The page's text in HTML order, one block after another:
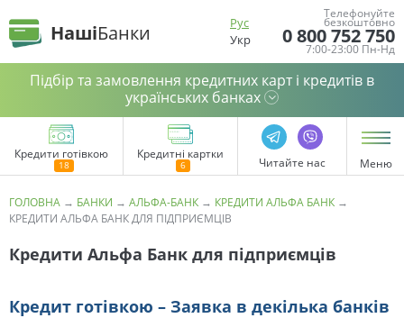
НашіБанки
Рус
Укр
Телефонуйте
безкоштовно
0 800 752 750
7:00-23:00 Пн-Нд
Підбір та замовлення кредитних карт і кредитів в
українських банках
Кредити готівкою Кредитні картки
Читайте нас Меню
ГОЛОВНА → БАНКИ → АЛЬФА-БАНК → КРЕДИТИ АЛЬФА БАНК →
КРЕДИТИ АЛЬФА БАНК ДЛЯ ПІДПРИЄМЦІВ
Кредити Альфа Банк для підприємців
Кредит готівкою – Заявка в декілька банків